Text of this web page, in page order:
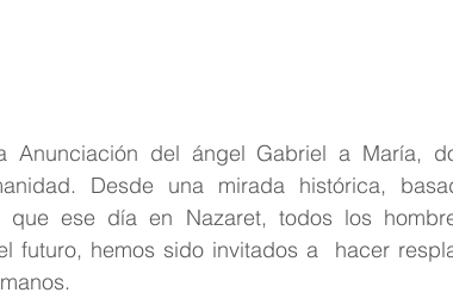
Anunciación del ángel Gabriel a María,
Desde una mirada histórica,
que ese día en Nazaret, todos los
futuro, hemos sido invitados a  hacer